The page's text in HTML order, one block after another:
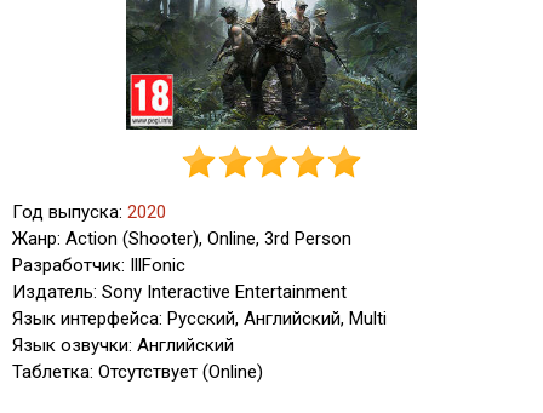
Год выпуска: 2020
Жанр: Action (Shooter), Online, 3rd Person
Разработчик: IllFonic
Издатель: Sony Interactive Entertainment
Язык интерфейса: Русский, Английский, Multi
Язык озвучки: Английский
Таблетка: Отсутствует (Online)